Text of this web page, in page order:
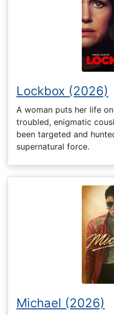
Lockbox (2026)
A woman puts her life
troubled, enigmatic
been targeted and
supernatural force.
Michael (2026)